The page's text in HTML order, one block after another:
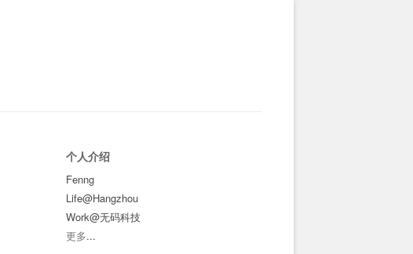
个人介绍
Fenng
Life@Hangzhou
Work@无码科技
更多...